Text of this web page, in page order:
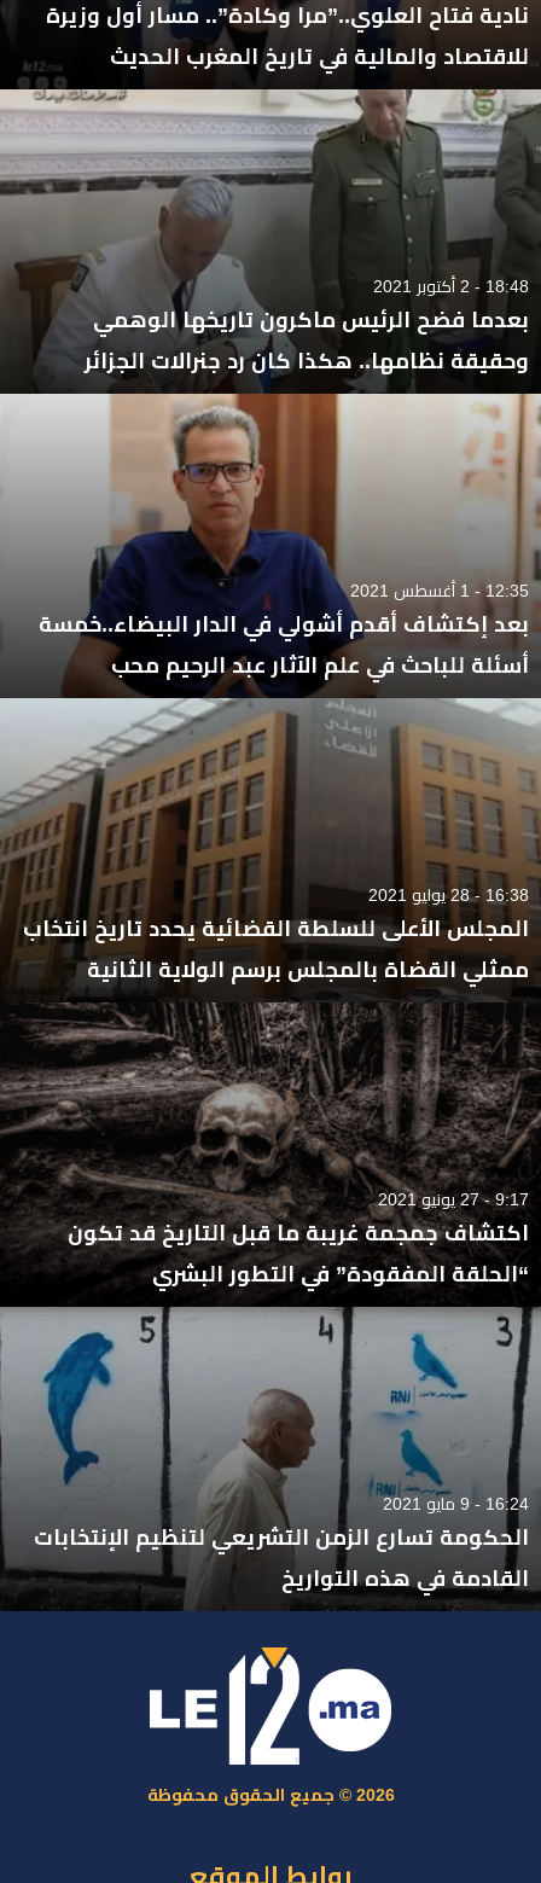
نادية فتاح العلوي..”مرا وكادة”.. مسار أول وزيرة
للاقتصاد والمالية في تاريخ المغرب الحديث
18:48 - 2 أكتوبر 2021
بعدما فضح الرئيس ماكرون تاريخها الوهمي
وحقيقة نظامها.. هكذا كان رد جنرالات الجزائر
12:35 - 1 أغسطس 2021
بعد إكتشاف أقدم أشولي في الدار البيضاء..خمسة
أسئلة للباحث في علم الآثار عبد الرحيم محب
16:38 - 28 يوليو 2021
المجلس الأعلى للسلطة القضائية يحدد تاريخ انتخاب
ممثلي القضاة بالمجلس برسم الولاية الثانية
9:17 - 27 يونيو 2021
اكتشاف جمجمة غريبة ما قبل التاريخ قد تكون
“الحلقة المفقودة” في التطور البشري
16:24 - 9 مايو 2021
الحكومة تسارع الزمن التشريعي لتنظيم الإنتخابات
القادمة في هذه التواريخ
2026 © جميع الحقوق محفوظة
روابط الموقع